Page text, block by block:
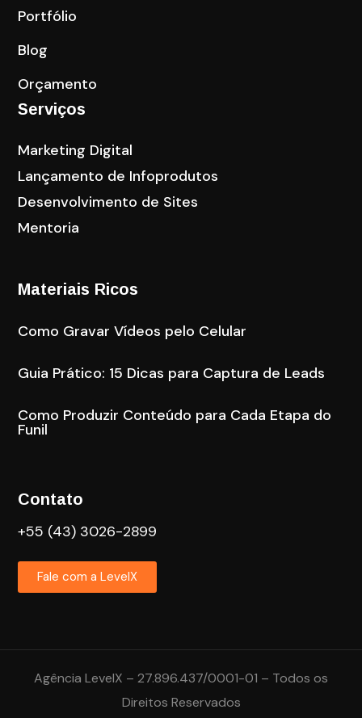
Portfólio
Blog
Orçamento
Serviços
Marketing Digital
Lançamento de Infoprodutos
Desenvolvimento de Sites
Mentoria
Materiais Ricos
Como Gravar Vídeos pelo Celular
Guia Prático: 15 Dicas para Captura de Leads
Como Produzir Conteúdo para Cada Etapa do
Funil
Contato
+55 (43) 3026-2899
Fale com a LevelX
Agência LevelX – 27.896.437/0001-01 – Todos os
Direitos Reservados